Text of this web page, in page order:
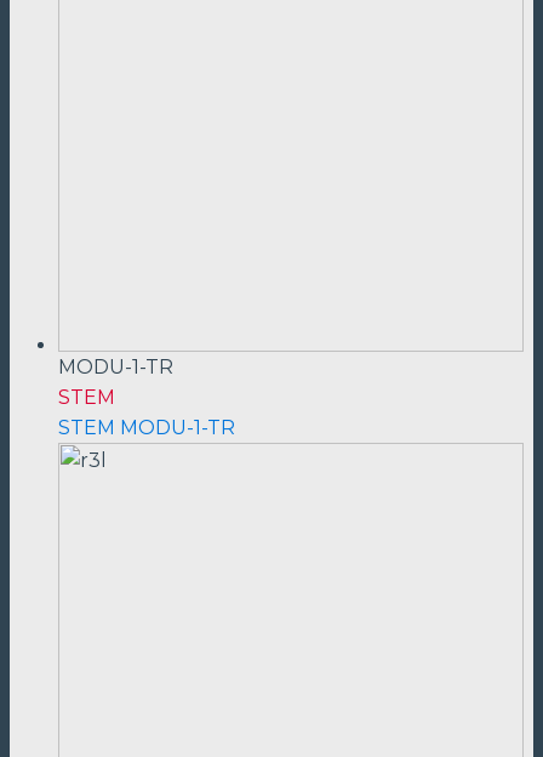
MODU-1-TR
STEM
STEM MODU-1-TR